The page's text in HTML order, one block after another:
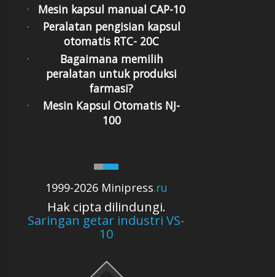
1999-2026 Minipress.ru
Hak cipta dilindungi.
Saringan getar industri VS-
10
Mesin kapsul manual CAP-10
Peralatan pengisian kapsul
otomatis RTC- 20C
Bagaimana memilih
peralatan untuk produksi
farmasi?
Mesin Kapsul Otomatis NJ-
100